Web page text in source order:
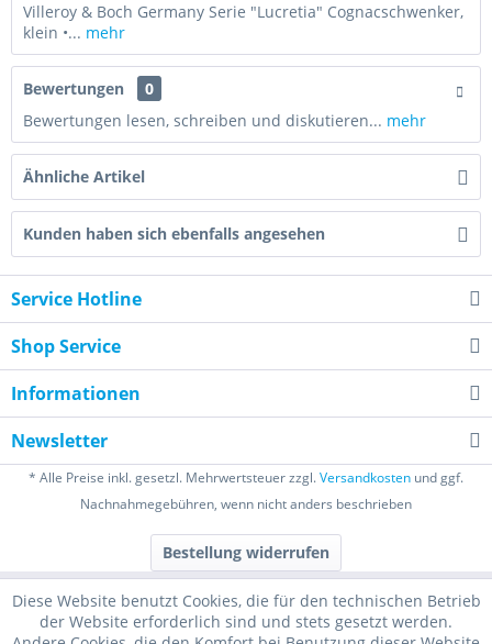
Villeroy & Boch Germany Serie "Lucretia" Cognacschwenker,
klein •... mehr
Bewertungen
0
Bewertungen lesen, schreiben und diskutieren... mehr
Ähnliche Artikel
Kunden haben sich ebenfalls angesehen
Service Hotline
Shop Service
Informationen
Newsletter
* Alle Preise inkl. gesetzl. Mehrwertsteuer zzgl.Versandkosten und ggf.
Nachnahmegebühren, wenn nicht anders beschrieben
Bestellung widerrufen
Diese Website benutzt Cookies, die für den technischen Betrieb
der Website erforderlich sind und stets gesetzt werden.